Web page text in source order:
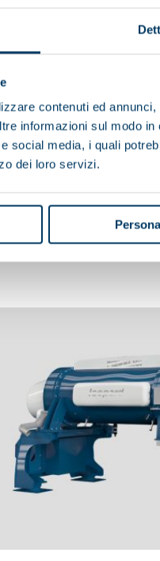
contenuti ed
informazioni sul modo
social media, i quali
dei loro servizi.